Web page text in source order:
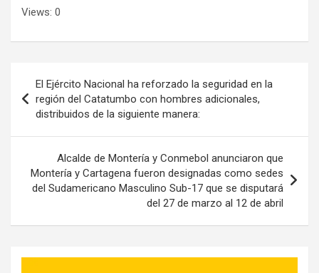
Views: 0
de
entradas
El Ejército Nacional ha reforzado la seguridad en la
región del Catatumbo con hombres adicionales,
distribuidos de la siguiente manera:
Alcalde de Montería y Conmebol anunciaron que
Montería y Cartagena fueron designadas como sedes
del Sudamericano Masculino Sub-17 que se disputará
del 27 de marzo al 12 de abril